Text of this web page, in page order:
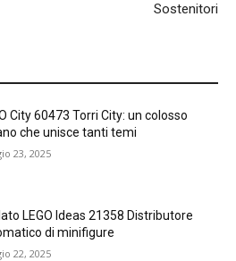
Sostenitori
City 60473 Torri City: un colosso
che unisce tanti temi
23, 2025
LEGO Ideas 21358 Distributore
di minifigure
22, 2025